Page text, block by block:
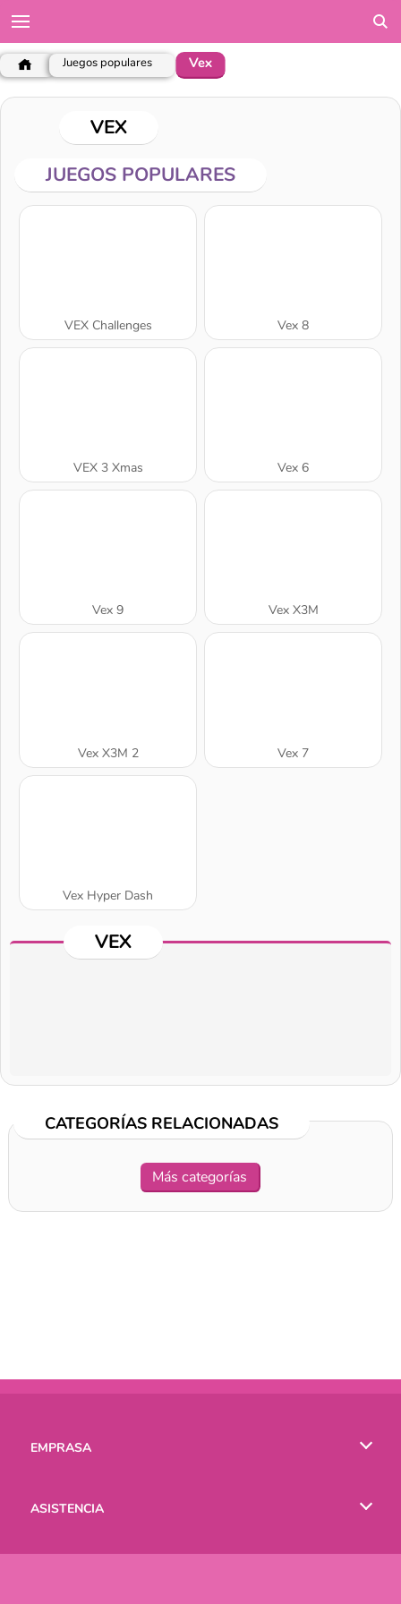
Juegos populares Vex
VEX
JUEGOS POPULARES
VEX Challenges Vex 8
VEX 3 Xmas Vex 6
Vex 9 Vex X3M
Vex X3M 2 Vex 7
Vex Hyper Dash
VEX
CATEGORÍAS RELACIONADAS
Más categorías
EMPRASA
ASISTENCIA
Ayuda